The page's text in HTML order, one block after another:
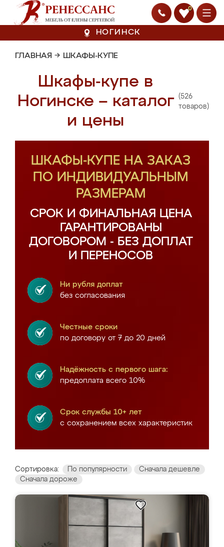
0
НОГИНСК
ГЛАВНАЯ → ШКАФЫ-КУПЕ
Шкафы-купе в
Ногинске – каталог
и цены
(526
товаров)
ШКАФЫ-КУПЕ НА ЗАКАЗ
ПО ИНДИВИДУАЛЬНЫМ
РАЗМЕРАМ
СРОК И ФИНАЛЬНАЯ ЦЕНА
ГАРАНТИРОВАНЫ
ДОГОВОРОМ - БЕЗ ДОПЛАТ
И ПЕРЕНОСОВ
Ни рубля доплат
без согласования
Честные сроки
по договору от 7 до 20 дней
Надёжность с первого шага:
предоплата всего 10%
Срок службы 10+ лет
с сохранением всех характеристик
Сортировка: По популярности
Сначала дешевле
Сначала дороже